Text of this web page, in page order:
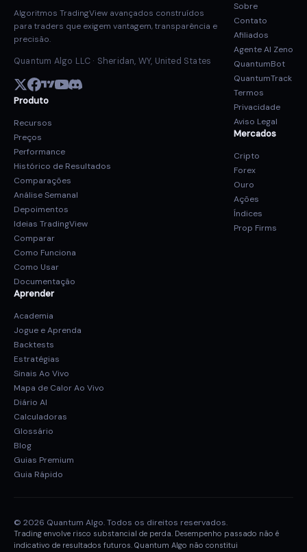
Algoritmos TradingView avançados construídos
para traders que exigem vantagem, transparência e
precisão.
Quantum Algo LLC · Sheridan, WY, United States
Produto
Recursos
Preços
Performance
Histórico de Resultados
Comparações
Análise Semanal
Depoimentos
Ideias TradingView
Comparar
Como Funciona
Como Usar
Documentação
Aprender
Academia
Jogue e Aprenda
Backtests
Estratégias
Sinais Ao Vivo
Mapa de Calor Ao Vivo
Diário AI
Calculadoras
Glossário
Blog
Guias Premium
Guia Rápido
Sobre
Contato
Afiliados
Agente AI Zeno
QuantumBot
QuantumTrack
Termos
Privacidade
Aviso Legal
Mercados
Cripto
Forex
Ouro
Ações
Índices
Prop Firms
© 2026 Quantum Algo. Todos os direitos reservados.
Trading envolve risco substancial de perda. Desempenho passado não é
indicativo de resultados futuros. Quantum Algo não constitui